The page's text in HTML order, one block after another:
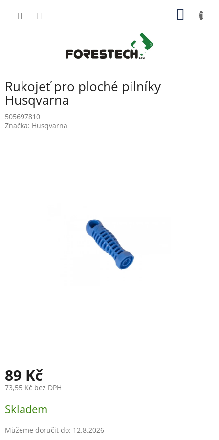
Rukojeť pro ploché pilníky
Husqvarna
505697810
Značka: Husqvarna
89 Kč
73,55 Kč bez DPH
cena:
Skladem
Můžeme doručit do: 12.8.2026